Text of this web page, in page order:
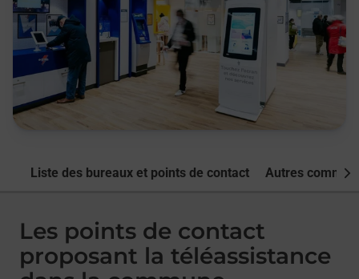
Liste des bureaux et points de contact Autres
Les points de contact
proposant la téléassistance